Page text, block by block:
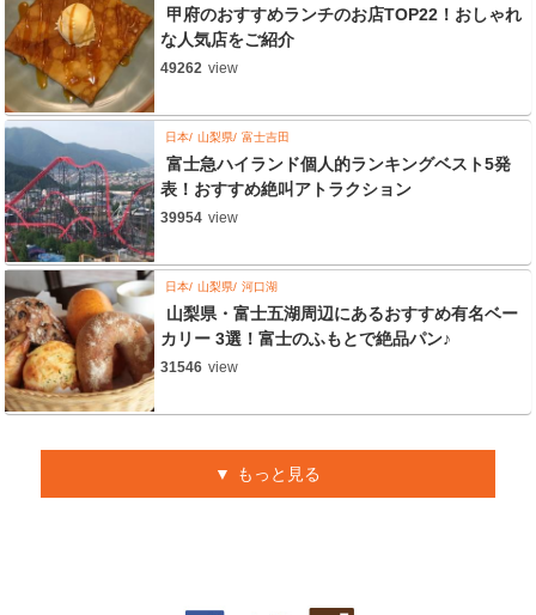
甲府のおすすめランチのお店TOP22！おしゃれ
な人気店をご紹介
49262 view
日本 山梨県 富士吉田
富士急ハイランド個人的ランキングベスト5発
表！おすすめ絶叫アトラクション
39954 view
日本 山梨県 河口湖
山梨県・富士五湖周辺にあるおすすめ有名ベー
カリー 3選！富士のふもとで絶品パン♪
31546 view
もっと見る